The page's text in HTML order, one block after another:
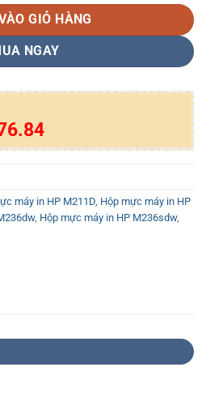
GIỎ HÀNG
NGAY
máy in HP M211D, Hộp mực máy in HP
, Hộp mực máy in HP M236sdw,